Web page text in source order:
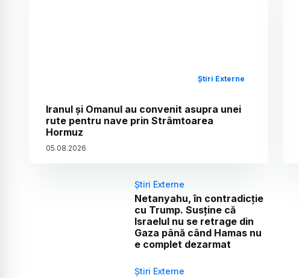
Știri Externe
Iranul și Omanul au convenit asupra unei
rute pentru nave prin Strâmtoarea
Hormuz
05.08.2026
Știri Externe
Netanyahu, în contradicție
cu Trump. Susține că
Israelul nu se retrage din
Gaza până când Hamas nu
e complet dezarmat
Știri Externe